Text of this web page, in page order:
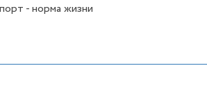
- норма жизни